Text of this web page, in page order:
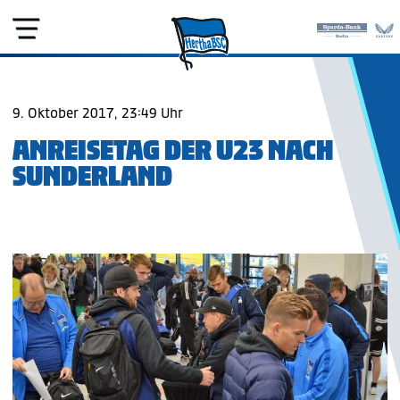
9. Oktober 2017, 23:49 Uhr
ANREISETAG DER U23 NACH
SUNDERLAND